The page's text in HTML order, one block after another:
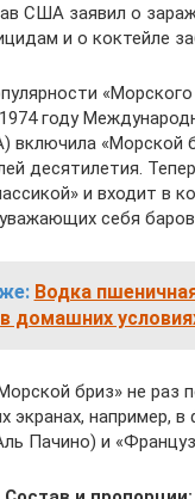
США заявил о
и о коктейле
«Морского
году
включила «Морской
десятилетия.
и входит в
уважающих себя
Водка
в домашних
бриз» не раз
экранах, например, в
Пачино) и